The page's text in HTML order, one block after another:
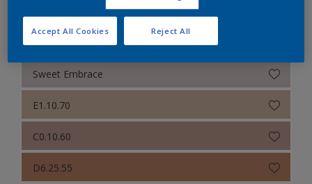
Sikkens Alpha 501 Exterior
Sikkens ACC naar RAL
Sikkens Kleurselectie Kleuren
Sikkens Kleurselectie Grijzen
Sikkens Van Gogh Collectie kleuren
Sikkens Colour Futures 2024 (31 kleuren)
Een warm kleurverhaal
Sweet Embrace
E1.10.70
C0.10.60
D6.25.55
Reject All
Accept All Cookies